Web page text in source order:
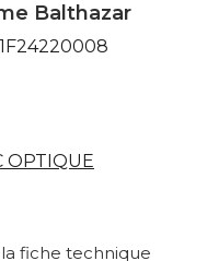
Balthazar
OPTIQUE
fiche technique